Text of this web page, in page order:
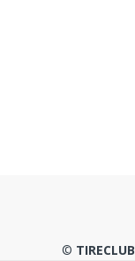
© TIRECLUB